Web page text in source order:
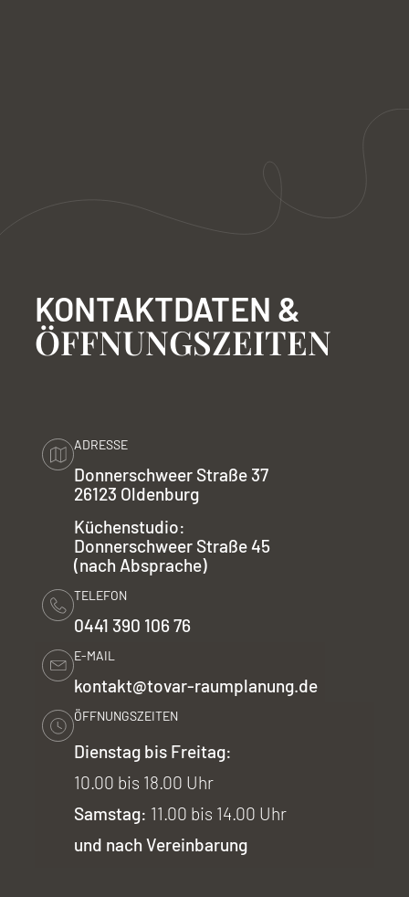
KONTAKTDATEN &
ÖFFNUNGSZEITEN
ADRESSE
Donnerschweer Straße 37
26123 Oldenburg
Küchenstudio:
Donnerschweer Straße 45
(nach Absprache)
TELEFON
0441 390 106 76
E-MAIL
kontakt@tovar-raumplanung.de
ÖFFNUNGSZEITEN
Dienstag bis Freitag:
10.00 bis 18.00 Uhr
Samstag: 11.00 bis 14.00 Uhr
und nach Vereinbarung